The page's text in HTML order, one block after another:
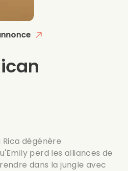
dégénère
perd les alliances de
dans la jungle avec